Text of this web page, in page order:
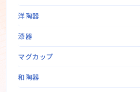
洋陶器
漆器
マグカップ
和陶器